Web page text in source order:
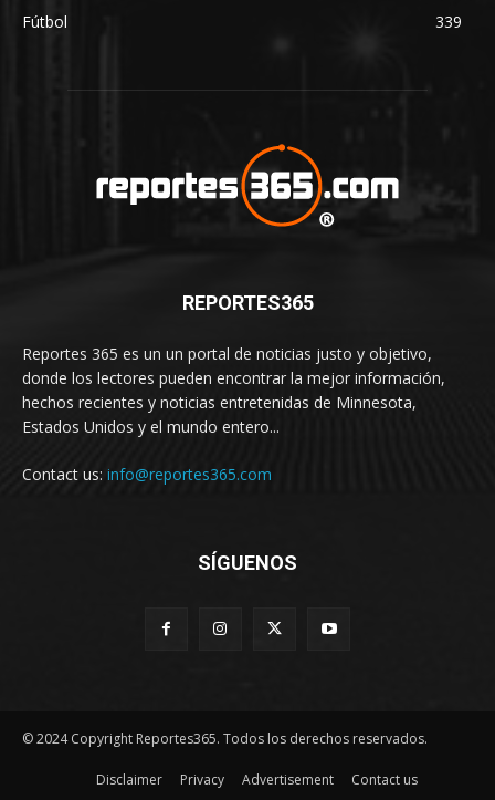
Fútbol
339
REPORTES365
Reportes 365 es un un portal de noticias justo y objetivo,
donde los lectores pueden encontrar la mejor información,
hechos recientes y noticias entretenidas de Minnesota,
Estados Unidos y el mundo entero...
Contact us: info@reportes365.com
SÍGUENOS
© 2024 Copyright Reportes365. Todos los derechos reservados.
Disclaimer Privacy Advertisement Contact us